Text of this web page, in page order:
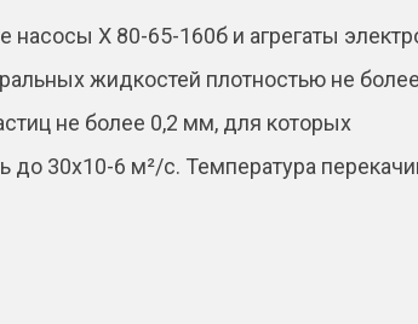
Х 80-65-160б и агрегаты
жидкостей плотностью не
не более 0,2 мм, для которых
до 30х10-6 м²/с. Температура